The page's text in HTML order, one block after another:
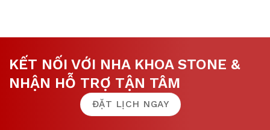
KẾT NỐI VỚI NHA KHOA STONE &
NHẬN HỖ TRỢ TẬN TÂM
ĐẶT LỊCH NGAY